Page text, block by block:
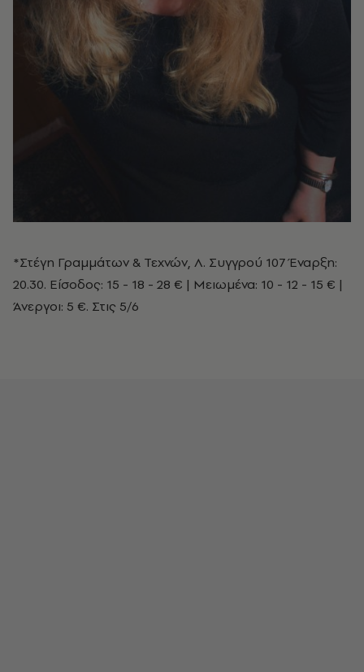
*Στέγη Γραμμάτων & Τεχνών, Λ. Συγγρού 107 Έναρξη:
20.30. Eίσοδος: 15 - 18 - 28 € | Μειωμένα: 10 - 12 - 15 € |
Άνεργοι: 5 €. Στις 5/6